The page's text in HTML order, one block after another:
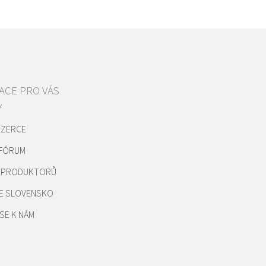
PRO VÁS
SLOVENSKO
K NÁM